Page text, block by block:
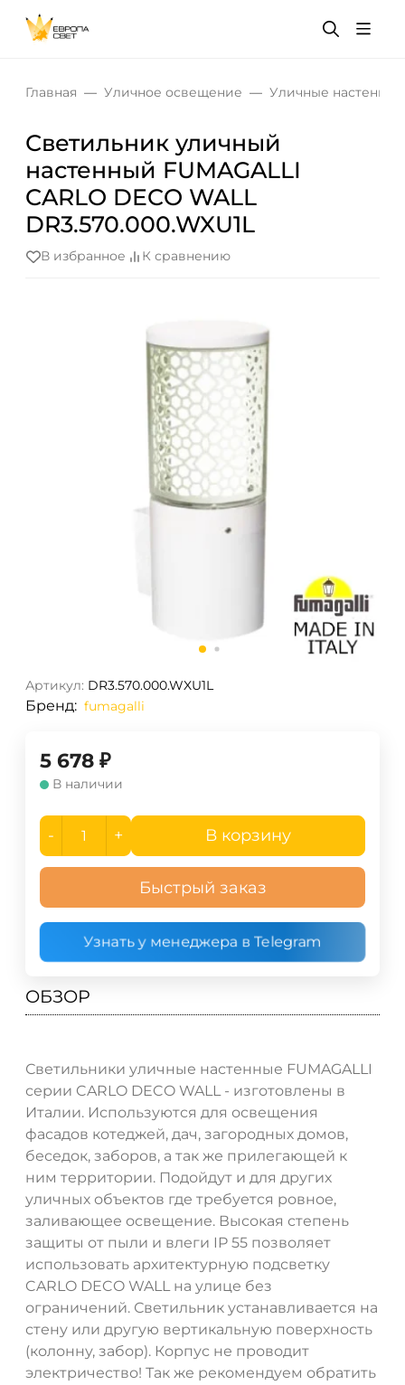
Главная Уличное освещение Уличные
Светильник уличный
настенный FUMAGALLI
CARLO DECO WALL
DR3.570.000.WXU1L
В избранное К сравнению
Артикул: DR3.570.000.WXU1L
Бренд: fumagalli
5 678 ₽
В наличии
- + В корзину
Быстрый заказ
Узнать у менеджера в Telegram
ОБЗОР
Светильники уличные настенные FUMAGALLI
серии CARLO DECO WALL - изготовлены в
Италии. Используются для освещения
фасадов котеджей, дач, загородных домов,
беседок, заборов, а так же прилегающей к
ним территории. Подойдут и для других
уличных объектов где требуется ровное,
заливающее освещение. Высокая степень
защиты от пыли и влеги IP 55 позволяет
использовать архитектурную подсветку
CARLO DECO WALL на улице без
ограничений. Светильник устанавливается на
стену или другую вертикальную поверхность
(колонну, забор). Корпус не проводит
электричество! Так же рекомендуем обратить